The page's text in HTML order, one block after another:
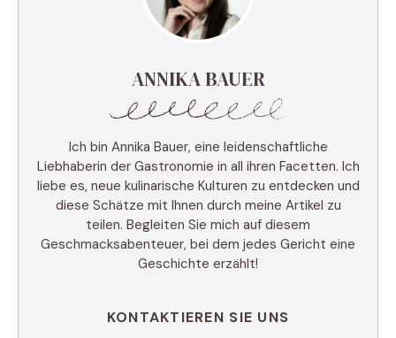
ANNIKA BAUER
Ich bin Annika Bauer, eine leidenschaftliche
Liebhaberin der Gastronomie in all ihren Facetten. Ich
liebe es, neue kulinarische Kulturen zu entdecken und
diese Schätze mit Ihnen durch meine Artikel zu
teilen. Begleiten Sie mich auf diesem
Geschmacksabenteuer, bei dem jedes Gericht eine
Geschichte erzählt!
KONTAKTIEREN SIE UNS